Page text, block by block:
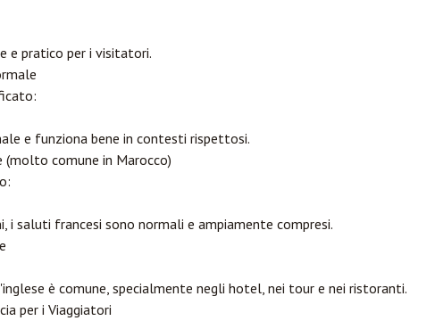
e pratico per i visitatori.
e funziona bene in contesti rispettosi.
(molto comune in Marocco)
i saluti francesi sono normali e ampiamente compresi.
è comune, specialmente negli hotel, nei tour e nei ristoranti.
per i Viaggiatori